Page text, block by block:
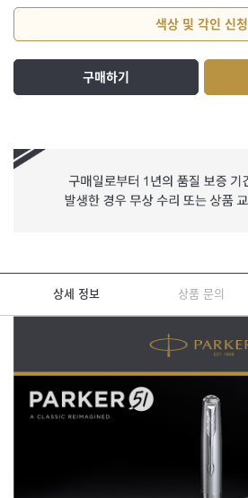
색상 및 각인 신청
구매하기
상세 정보 상품 문의